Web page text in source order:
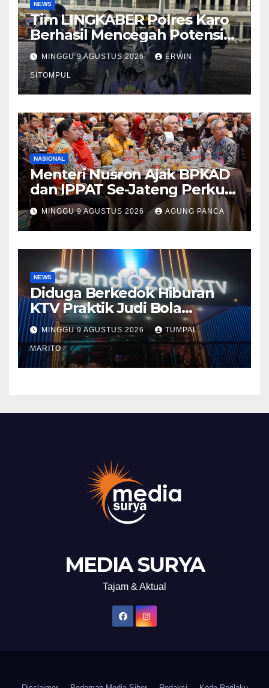
NEWS
Tim LINGKABER Polres Karo
Berhasil Mencegah Potensi
Tawuran di Berastagi
MINGGU 9 AGUSTUS 2026 ERWIN
SITOMPUL
NASIONAL
Menteri Nusron Ajak BPKAD
dan IPPAT Se-Jateng Perkuat
Sinergi Wujudkan
Transformasi Layanan
Pertanahan
MINGGU 9 AGUSTUS 2026 AGUNG PANCA
NEWS
Diduga Berkedok Hiburan
KTV Praktik Judi Bola
Pimpong Beroperasi Terbuka
Disungai Panas Kapolda
Tutup mata Tempat Hiburan
DiBatam
MINGGU 9 AGUSTUS 2026 TUMPAL
MARITO
MEDIA SURYA
Tajam & Aktual